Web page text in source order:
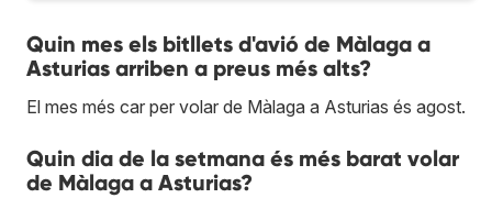
Quin mes els bitllets d'avió de Màlaga a
Asturias arriben a preus més alts?
El mes més car per volar de Màlaga a Asturias és agost.
Quin dia de la setmana és més barat volar
de Màlaga a Asturias?